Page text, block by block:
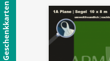
Geschenkkarten